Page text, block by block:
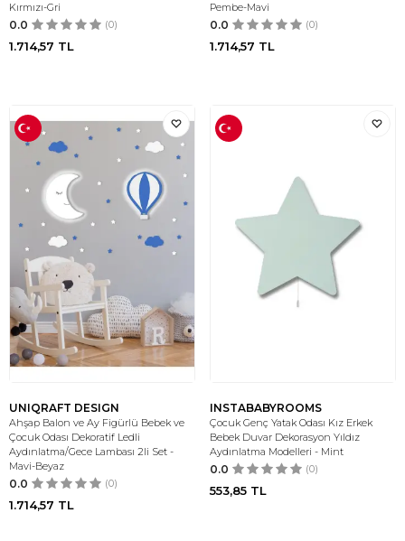
Kırmızı-Gri
0.0 (0)
1.714,57 TL
Pembe-Mavi
0.0 (0)
1.714,57 TL
UNIQRAFT DESIGN
Ahşap Balon ve Ay Figürlü Bebek ve
Çocuk Odası Dekoratif Ledli
Aydınlatma/Gece Lambası 2li Set -
Mavi-Beyaz
0.0 (0)
1.714,57 TL
INSTABABYROOMS
Çocuk Genç Yatak Odası Kız Erkek
Bebek Duvar Dekorasyon Yıldız
Aydınlatma Modelleri - Mint
0.0 (0)
553,85 TL